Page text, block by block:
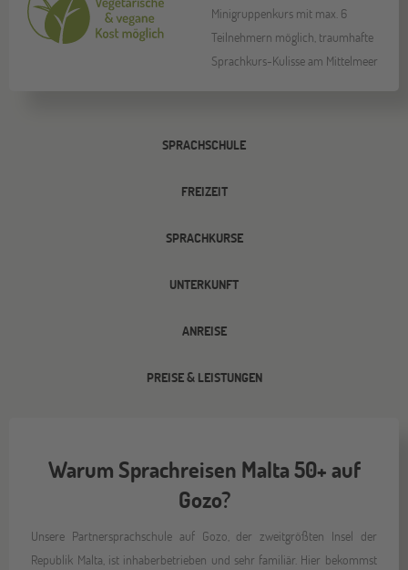
Minigruppenkurs mit max. 6
Teilnehmern möglich, traumhafte
Sprachkurs-Kulisse am Mittelmeer
SPRACHSCHULE
FREIZEIT
SPRACHKURSE
UNTERKUNFT
ANREISE
PREISE & LEISTUNGEN
Warum Sprachreisen Malta 50+ auf
Gozo?
Unsere Partnersprachschule auf Gozo, der zweitgrößten Insel der
Republik Malta, ist inhaberbetrieben und sehr familiär. Hier bekommst